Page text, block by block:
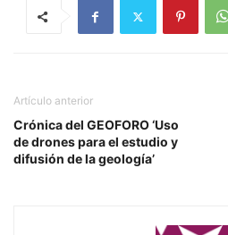
Artículo anterior
Crónica del GEOFORO ‘Uso
de drones para el estudio y
difusión de la geología’